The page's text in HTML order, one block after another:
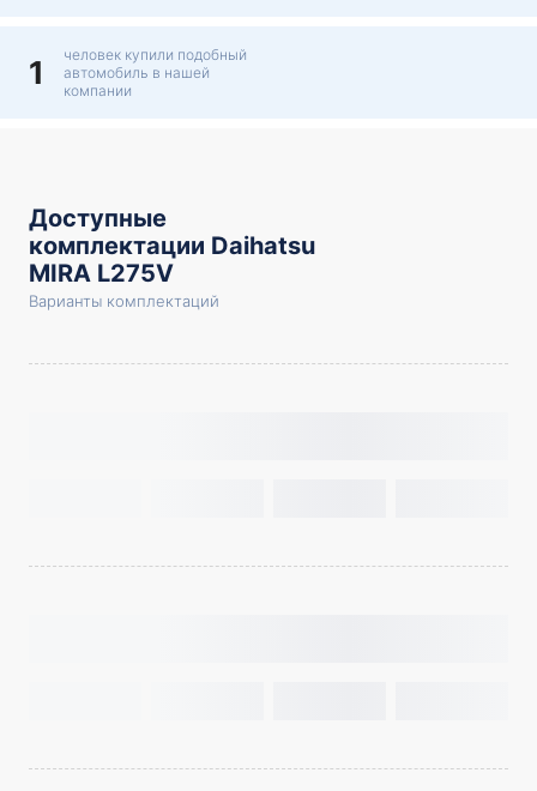
1
человек купили подобный
автомобиль в нашей
компании
Доступные
комплектации Daihatsu
MIRA L275V
Варианты комплектаций